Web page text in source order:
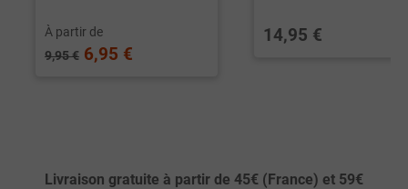
À partir de
9,95 € 6,95 €
14,95 €
Livraison gratuite à partir de 45€ (France) et 59€